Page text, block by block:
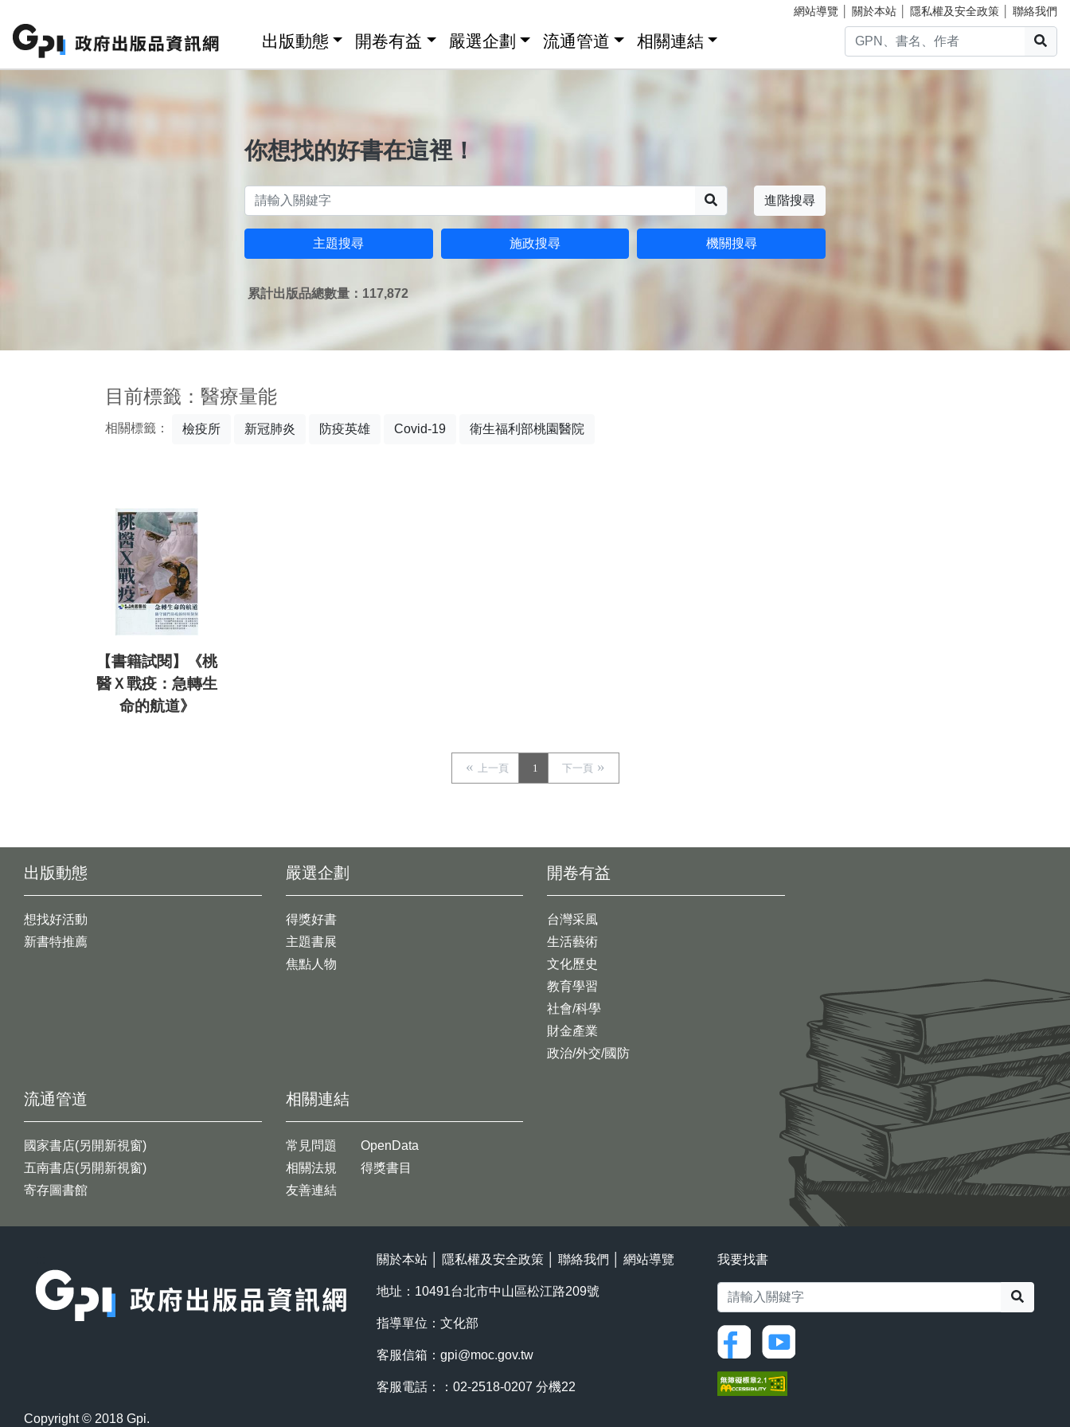
網站導覽 關於本站 隱私權及安全政策 聯絡我們
出版動態 開卷有益 嚴選企劃 流通管道 相關連結
你想找的好書在這裡！
進階搜尋
主題搜尋 施政搜尋 機關搜尋
累計出版品總數量：117,872
目前標籤：醫療量能
相關標籤： 檢疫所 新冠肺炎 防疫英雄 Covid-19 衛生福利部桃園醫院
【書籍試閱】《桃
醫Ｘ戰疫：急轉生
命的航道》
上一頁 1 下一頁
出版動態
想找好活動
新書特推薦
開卷有益
台灣采風
生活藝術
文化歷史
教育學習
社會/科學
財金產業
政治/外交/國防
嚴選企劃
得獎好書
主題書展
焦點人物
流通管道
國家書店(另開新視窗)
五南書店(另開新視窗)
寄存圖書館
相關連結
常見問題
相關法規
友善連結
OpenData
得獎書目
關於本站 隱私權及安全政策 聯絡我們 網站導覽
地址：10491台北市中山區松江路209號
指導單位：文化部
客服信箱： gpi@moc.gov.tw
客服電話：：02-2518-0207 分機22
我要找書
Copyright © 2018 Gpi.